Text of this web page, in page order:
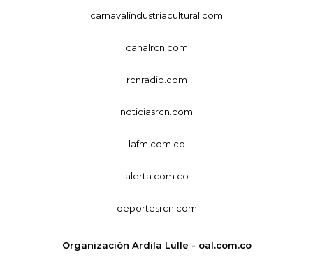
carnavalindustriacultural.com
canalrcn.com
rcnradio.com
noticiasrcn.com
lafm.com.co
alerta.com.co
deportesrcn.com
Organización Ardila Lülle - oal.com.co